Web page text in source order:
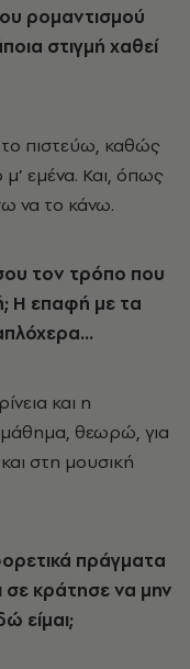
ρομαντισμού
στιγμή χαθεί
πιστεύω, καθώς
μ’ εμένα. Και, όπως
να το κάνω.
τον τρόπο που
Η επαφή με τα
και η
μάθημα, θεωρώ, για
στη μουσική
πράγματα
σε κράτησε να μην
είμαι;